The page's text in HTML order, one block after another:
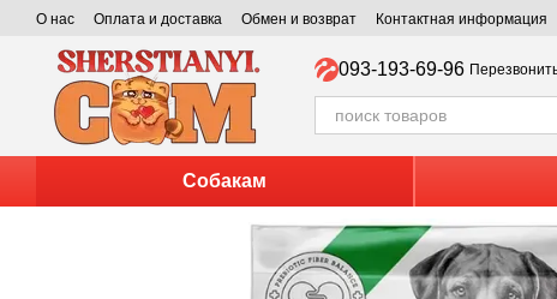
Перейти к основному контенту
О нас Оплата и доставка Обмен и возврат Контактная информация
093-193-69-96
Собакам